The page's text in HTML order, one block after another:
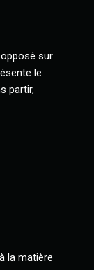
sur
le
partir,
la matière